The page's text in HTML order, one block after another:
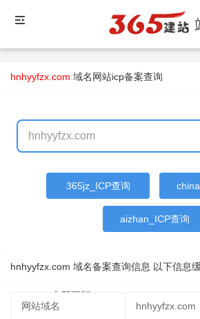
hnhyyfzx.com 域名网站icp备案查询
365jz_ICP查询
aizhan_ICP查询
hnhyyfzx.com 域名备案查询信息 以下信息
立即更新
网站域名
hnhyyfzx.com